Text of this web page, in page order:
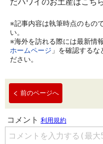
※記事内容は執筆時点のもの
い。
※海外を訪れる際には最新情
ホームページ 」を確認する
ださい。
前のページへ